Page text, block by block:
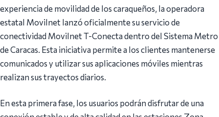
experiencia de movilidad de los caraqueños, la operadora
estatal Movilnet lanzó oficialmente su servicio de
conectividad Movilnet T-Conecta dentro del Sistema Metro
de Caracas. Esta iniciativa permite a los clientes mantenerse
comunicados y utilizar sus aplicaciones móviles mientras
realizan sus trayectos diarios.
En esta primera fase, los usuarios podrán disfrutar de una